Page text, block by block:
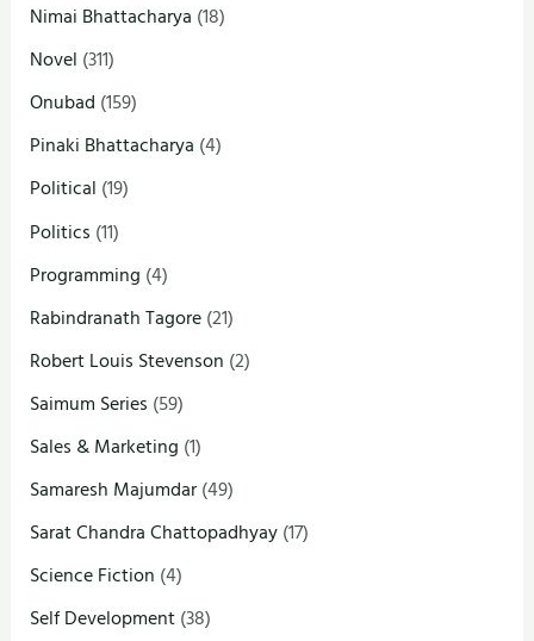
Nimai Bhattacharya (18)
Novel (311)
Onubad (159)
Pinaki Bhattacharya (4)
Political (19)
Politics (11)
Programming (4)
Rabindranath Tagore(21)
Robert Louis Stevenson (2)
Saimum Series (59)
Sales & Marketing (1)
Samaresh Majumdar(49)
Sarat Chandra Chattopadhyay(17)
Science Fiction (4)
Self Development(38)